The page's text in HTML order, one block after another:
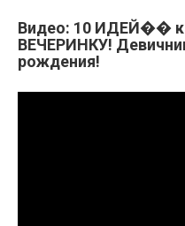
Видео: 10 ИДЕЙ��
ВЕЧЕРИНКУ!
рождения!